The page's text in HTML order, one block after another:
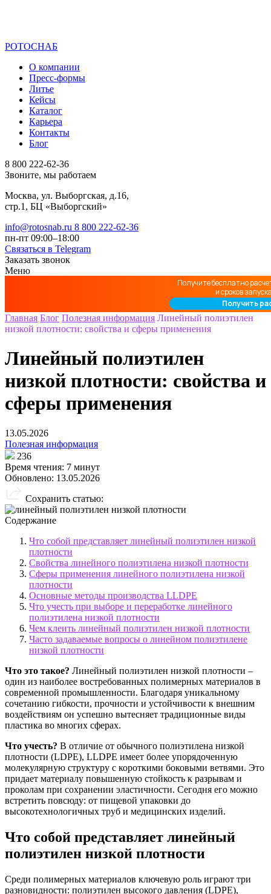
РОТОСНАБ
О компании
Пресс-формы
Литье
Кейсы
Каталог
Карьера
Контакты
Блог
8 800 222-62-36
Звонитe, мы работаем
Москва, ул. Выборгская, д.16,
стр.1, БЦ «Выборгский»
info@rotosnab.ru 8 800 222-62-36
пн-пт 09:00–18:00
Связаться в Telegram
Заказать звонок
Меню
Главная Блог Полезная информация Линейный полиэтилен
низкой плотности: свойства и сферы применения
Линейный полиэтилен
низкой плотности: свойства и
сферы применения
13.05.2026
Полезная информация
236
Время чтения: 7 минут
Обновлено: 13.05.2026
Сохранить статью:
Содержание
Что собой представляет линейный полиэтилен низкой
плотности
Свойства линейного полиэтилена низкой плотности
Сферы применения линейного полиэтилена низкой
плотности
Основные методы производства LLDPE
Что учесть при выборе и переработке линейного
полиэтилена низкой плотности
Чем клеить линейный полиэтилен низкой плотности
Часто задаваемые вопросы о линейном полиэтилене
низкой плотности
Что это такое? Линейный полиэтилен низкой плотности –
один из наиболее востребованных полимерных материалов в
современной промышленности. Благодаря уникальному
сочетанию гибкости, прочности и устойчивости к внешним
воздействиям он успешно вытесняет традиционные виды
пластика во многих сферах.
Что учесть? В отличие от обычного полиэтилена низкой
плотности (LDPE), LLDPE имеет более упорядоченную
молекулярную структуру с короткими боковыми ветвями. Это
придает материалу повышенную стойкость к разрывам и
проколам при сохранении эластичности. Сегодня его можно
встретить повсюду: от пищевой упаковки до
высокотехнологичных труб и медицинских изделий.
Что собой представляет линейный
полиэтилен низкой плотности
Среди полимерных материалов ключевую роль играют три
разновидности: полиэтилен высокого давления (LDPE),
Получите бесплатно
и сроков
Получить